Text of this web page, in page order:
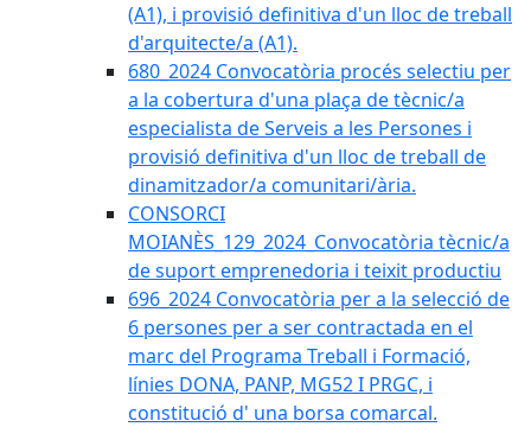
(A1), i provisió definitiva d'un lloc de treball
d'arquitecte/a (A1).
680_2024 Convocatòria procés selectiu per
a la cobertura d'una plaça de tècnic/a
especialista de Serveis a les Persones i
provisió definitiva d'un lloc de treball de
dinamitzador/a comunitari/ària.
CONSORCI
MOIANÈS_129_2024_Convocatòria tècnic/a
de suport emprenedoria i teixit productiu
696_2024 Convocatòria per a la selecció de
6 persones per a ser contractada en el
marc del Programa Treball i Formació,
línies DONA, PANP, MG52 I PRGC, i
constitució d' una borsa comarcal.